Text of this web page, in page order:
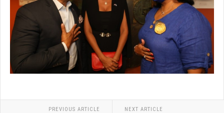
PREVIOUS ARTICLE NEXT ARTICLE